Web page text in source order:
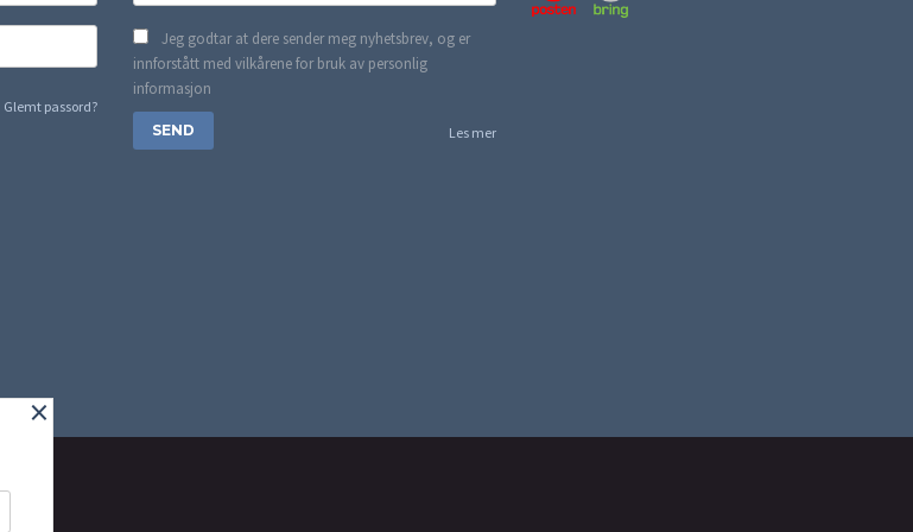
Glemt passord?
Jeg godtar at dere sender meg nyhetsbrev, og er
innforstått med vilkårene for bruk av personlig
informasjon
Les mer
×